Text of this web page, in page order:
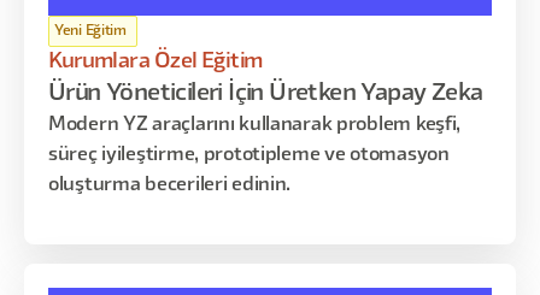
Yeni Eğitim
Kurumlara Özel Eğitim
Ürün Yöneticileri İçin Üretken Yapay Zeka
Modern YZ araçlarını kullanarak problem keşfi,
süreç iyileştirme, prototipleme ve otomasyon
oluşturma becerileri edinin.